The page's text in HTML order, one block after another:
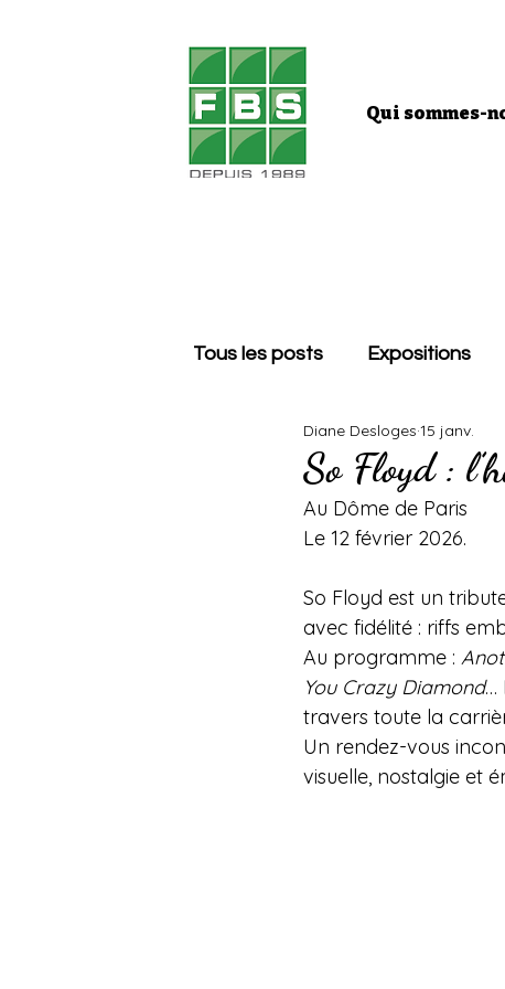
Qui sommes-
Tous les posts Expositions
So Floyd :
Diane Desloges 15 janv.
Au Dôme de Paris
Le 12 février 2026.
So Floyd est un
avec fidélité : riffs
Au programme :
You Crazy Diamond…
travers toute la
Un rendez-vous
visuelle, nostalgie et